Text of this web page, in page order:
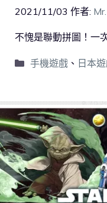
2021/11/03 作者:
不愧是聯動拼圖！一
手機遊戲、 日本